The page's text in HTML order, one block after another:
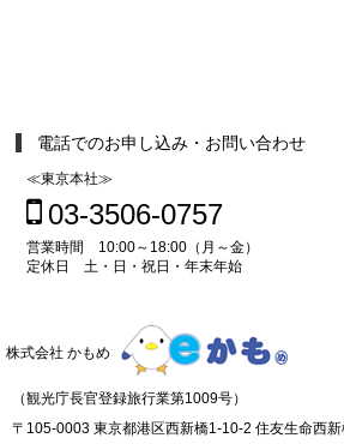
電話でのお申し込み・お問い合わせ
≪東京本社≫
03-3506-0757
営業時間 10:00～18:00（月～金）
定休日 土・日・祝日・年末年始
株式会社 かもめ
（観光庁長官登録旅行業第1009号）
〒105-0003 東京都港区西新橋1-10-2 住友生命西